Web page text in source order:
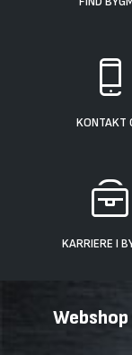
KONTAKT
KARRIERE I